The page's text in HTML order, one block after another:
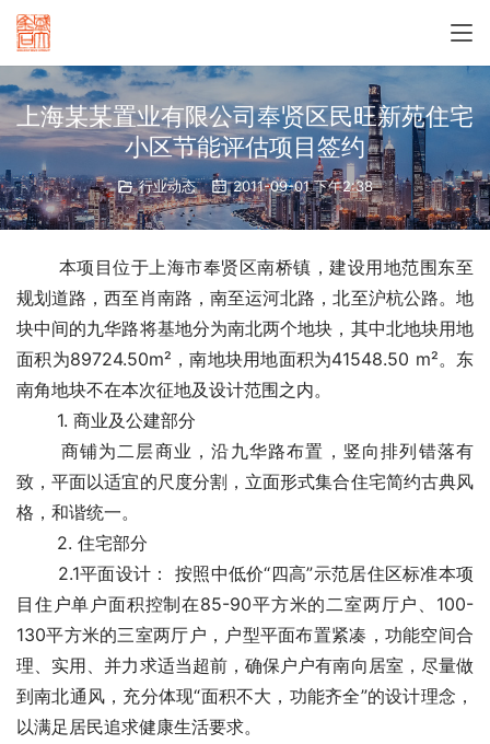
上海某某置业有限公司奉贤区民旺新苑住宅
小区节能评估项目签约
行业动态 2011-09-01 下午2:38
本项目位于上海市奉贤区南桥镇，建设用地范围东至
规划道路，西至肖南路，南至运河北路，北至沪杭公路。地
块中间的九华路将基地分为南北两个地块，其中北地块用地
面积为89724.50m²，南地块用地面积为41548.50 m²。东
南角地块不在本次征地及设计范围之内。
1. 商业及公建部分
商铺为二层商业，沿九华路布置，竖向排列错落有
致，平面以适宜的尺度分割，立面形式集合住宅简约古典风
格，和谐统一。
2. 住宅部分
2.1平面设计： 按照中低价“四高”示范居住区标准本项
目住户单户面积控制在85-90平方米的二室两厅户、100-
130平方米的三室两厅户，户型平面布置紧凑，功能空间合
理、实用、并力求适当超前，确保户户有南向居室，尽量做
到南北通风，充分体现“面积不大，功能齐全”的设计理念，
以满足居民追求健康生活要求。